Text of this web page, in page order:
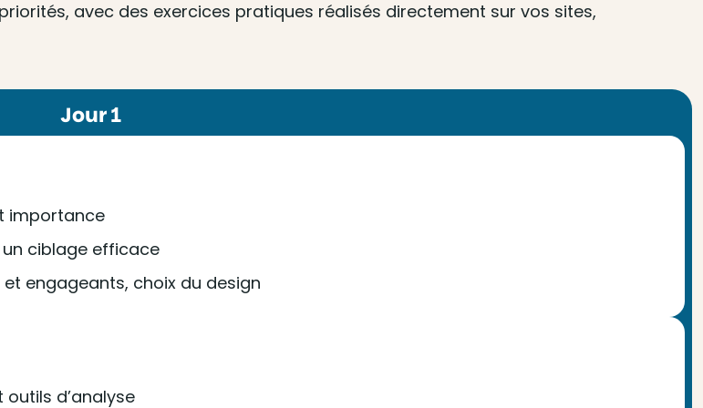
avec des exercices pratiques réalisés directement sur vos sites,
Jour 1
importance
ciblage efficace
engageants, choix du design
d’analyse